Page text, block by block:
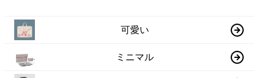
可愛い
ミニマル